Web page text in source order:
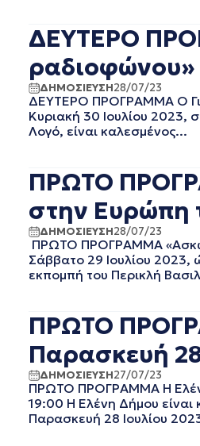
ΙΟΥΝΙΟΣ
ΜΑΙΟΣ
ΜΑΡΤΙΟΣ
ΙΟΥΛΙΟΣ
ΙΟΥΝΙΟΣ
ΜΑΙΟΣ
ΔΕΥΤΕΡΟ
ραδιοφώνου»
ΔΗΜΟΣΙΕΥΣΗ28/07/23
ΔΕΥΤΕΡΟ ΠΡΟΓΡΑΜΜΑ Ο
Κυριακή 30 Ιουλίου 2023,
Λογό, είναι καλεσμένος...
ΠΡΩΤΟ
στην Ευρώπη
ΔΗΜΟΣΙΕΥΣΗ28/07/23
ΠΡΩΤΟ ΠΡΟΓΡΑΜΜΑ «Ασκώ
Σάββατο 29 Ιουλίου 2023,
εκπομπή του Περικλή
ΠΡΩΤΟ
Παρασκευή
ΔΗΜΟΣΙΕΥΣΗ27/07/23
ΠΡΩΤΟ ΠΡΟΓΡΑΜΜΑ Η
19:00 Η Ελένη Δήμου
Παρασκευή 28 Ιουλίου